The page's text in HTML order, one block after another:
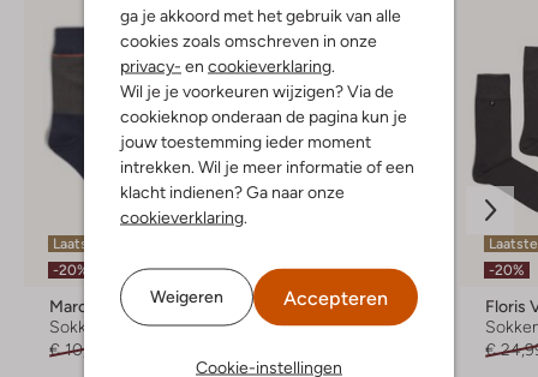
ga je akkoord met het gebruik van alle
cookies zoals omschreven in onze
privacy- en cookieverklaring
Wil je je voorkeuren wijzigen? Via de
cookieknop onderaan de pagina kun je
jouw toestemming ieder moment
intrekken. Wil je meer informatie of een
klacht indienen? Ga naar onze
cookieverklaring
Weigeren Accepteren
Cookie-instellingen
Laatste maten
-20%
Marcmarcs
Sokken
€ 10,99
Tommy Hilfiger
Sokken
-20%
Floris
€